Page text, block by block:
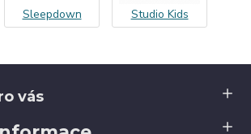
Sleepdown Studio Kids
vás